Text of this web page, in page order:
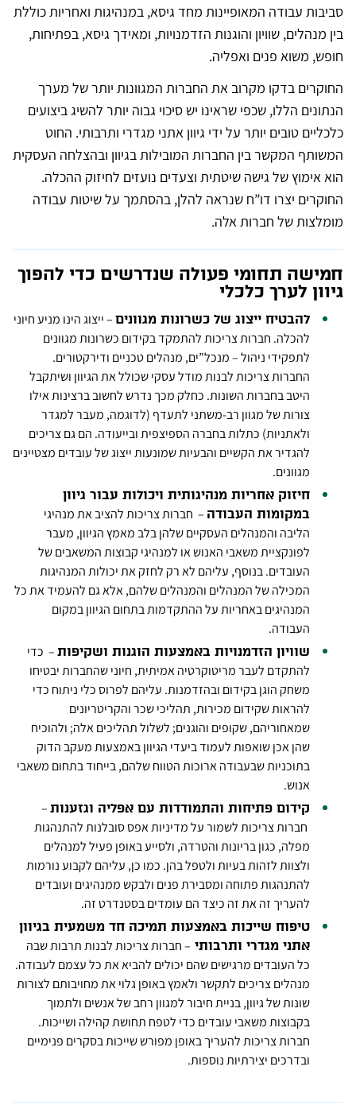
סביבות עבודה המאופיינות מחד גיסא, במנהיגות ואחריות כוללת
בין מנהלים, שוויון והוגנות הזדמנויות, ומאידך גיסא, בפתיחות,
חופש, משוא פנים ואפליה.
החוקרים בדקו מקרוב את החברות המגוונות יותר של מערך
הנתונים הללו, שכפי שראינו יש סיכוי גבוה יותר להשיג ביצועים
כלכליים טובים יותר על ידי גיוון אתני מגדרי ותרבותי. החוט
המשותף המקשר בין החברות המובילות בגיוון ובהצלחה העסקית
הוא אימוץ של גישה שיטתית וצעדים נועזים לחיזוק ההכלה.
החוקרים יצרו דו”ח שנראה להלן, בהסתמך על שיטות עבודה
מומלצות של חברות אלה.
חמישה תחומי פעולה שנדרשים כדי להפוך
גיוון לערך כלכלי
להבטיח ייצוג של כשרונות מגוונים – ייצוג הינו מניע חיוני
להכלה. חברות צריכות להתמקד בקידום כשרונות מגוונים
לתפקידי ניהול – מנכל”ים, מנהלים טכניים ודירקטורים.
החברות צריכות לבנות מודל עסקי שכולל את הגיוון ושיתקבל
היטב בחברות השונות. כחלק מכך נדרש לחשוב ברצינות אילו
צורות של מגוון רב-משתני לתעדף (לדוגמה, מעבר למגדר
ולאתניות) כתלות בחברה הספיצפית ובייעודה. הם גם צריכים
להגדיר את הקשיים והבעיות שמונעות ייצוג של עובדים מצטיינים
מגוונים.
חיזוק אחריות מנהיגותית ויכולות עבור גיוון
במקומות העבודה – חברות צריכות להציב את מנהיגי
הליבה והמנהלים העסקיים שלהן בלב מאמץ הגיוון, מעבר
לפונקציית משאבי האנוש או למנהיגי קבוצות המשאבים של
העובדים. בנוסף, עליהם לא רק לחזק את יכולות המנהיגות
המכילה של המנהלים והמנהלים שלהם, אלא גם להעמיד את כל
המנהיגים באחריות על ההתקדמות בתחום הגיוון במקום
העבודה.
שוויון הזדמנויות באמצעות הוגנות ושקיפות – כדי
להתקדם לעבר מריטוקרטיה אמיתית, חיוני שהחברות יבטיחו
משחק הוגן בקידום ובהזדמנות. עליהם לפרוס כלי ניתוח כדי
להראות שקידום מכירות, תהליכי שכר והקריטריונים
שמאחוריהם, שקופים והוגנים; לשלול תהליכים אלה; ולהוכיח
שהן אכן שואפות לעמוד ביעדי הגיוון באמצעות מעקב הדוק
בתוכניות שבעבודה ארוכות הטווח שלהם, בייחוד בתחום משאבי
אנוש.
קידום פתיחות והתמודדות עם אפליה וגזענות –
חברות צריכות לשמור על מדיניות אפס סובלנות להתנהגות
מפלה, כגון בריונות והטרדה, ולסייע באופן פעיל למנהלים
ולצוות לזהות בעיות ולטפל בהן. כמו כן, עליהם לקבוע נורמות
להתנהגות פתוחה ומסבירת פנים ולבקש ממנהיגים ועובדים
להעריך זה את זה כיצד הם עומדים בסטנדרט זה.
טיפוח שייכות באמצעות תמיכה חד משמעית בגיוון
אתני מגדרי ותרבותי – חברות צריכות לבנות תרבות שבה
כל העובדים מרגישים שהם יכולים להביא את כל עצמם לעבודה.
מנהלים צריכים לתקשר ולאמץ באופן גלוי את מחויבותם לצורות
שונות של גיוון, בניית חיבור למגוון רחב של אנשים ולתמוך
בקבוצות משאבי עובדים כדי לטפח תחושת קהילה ושייכות.
חברות צריכות להעריך באופן מפורש שייכות בסקרים פנימיים
ובדרכים יצירתיות נוספות.